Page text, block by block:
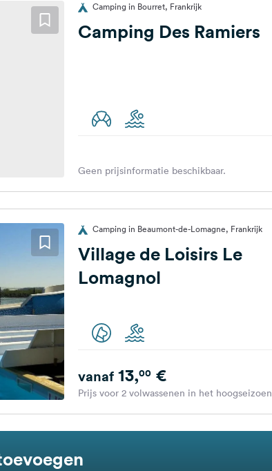
Camping in Bourret, Frankrijk
Camping Des Ramiers
Geen prijsinformatie beschikbaar.
Camping in Beaumont-de-Lomagne, Frankrijk
Village de Loisirs Le
Lomagnol
vanaf13,00€
Prijs voor 2 volwassenen in het hoogseizoen